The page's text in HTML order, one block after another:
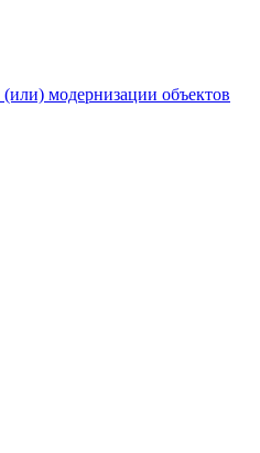
модернизации объектов